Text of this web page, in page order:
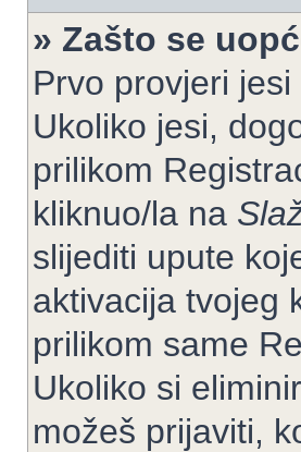
» Zašto se
Prvo provjeri
Ukoliko jesi,
prilikom
kliknuo/la na
slijediti upute
aktivacija tvojeg
prilikom same
Ukoliko si
možeš prijaviti,